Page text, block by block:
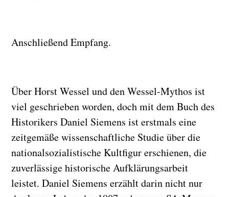
Anschließend Empfang.
Über Horst Wessel und den Wessel-Mythos ist
viel geschrieben worden, doch mit dem Buch des
Historikers Daniel Siemens ist erstmals eine
zeitgemäße wissenschaftliche Studie über die
nationalsozialistische Kultfigur erschienen, die
zuverlässige historische Aufklärungsarbeit
leistet. Daniel Siemens erzählt darin nicht nur